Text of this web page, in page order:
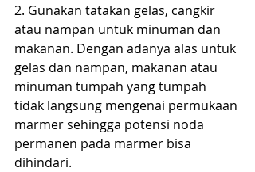
2. Gunakan tatakan gelas, cangkir
atau nampan untuk minuman dan
makanan. Dengan adanya alas untuk
gelas dan nampan, makanan atau
minuman tumpah yang tumpah
tidak langsung mengenai permukaan
marmer sehingga potensi noda
permanen pada marmer bisa
dihindari.